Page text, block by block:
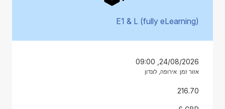
E1 & L (fully eLearning)
24/08/2026, 09:00
אזור זמן: אירופה, לונדון
216.70